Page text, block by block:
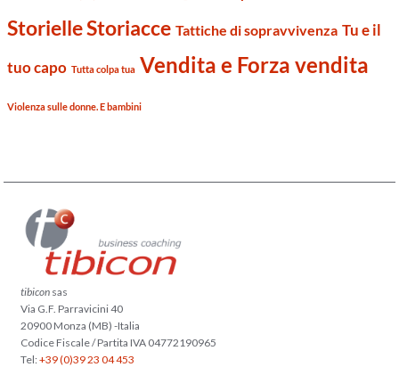
Storielle Storiacce Tattiche di sopravvivenza Tu e il
tuo capo Tutta colpa tua Vendita e Forza vendita
Violenza sulle donne. E bambini
tibicon sas
Via G.F. Parravicini 40
20900 Monza (MB) -Italia
Codice Fiscale / Partita IVA 04772190965
Tel:+39 (0)39 23 04 453